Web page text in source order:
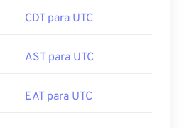
CDT para UTC
AST para UTC
EAT para UTC